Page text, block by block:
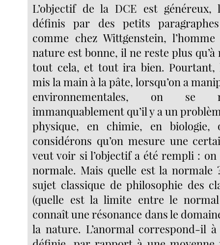
L’objectif de la DCE est
définis par des petits
comme chez Wittgenstein,
nature est bonne, il ne reste plus
tout cela, et tout ira bien. Pourtant,
mis la main à la pâte, lorsqu’on a
environnementales, on se
immanquablement qu’il y a un
physique, en chimie, en biologie,
considérons qu’on mesure une
veut voir si l’objectif a été rempli : on
normale. Mais quelle est la normale
sujet classique de philosophie des
(quelle est la limite entre le
connaît une résonance dans le
la nature. L’anormal correspond-il